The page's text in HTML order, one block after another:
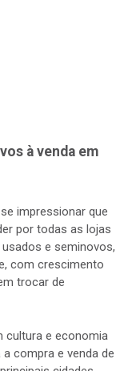
à venda em
impressionar que
por todas as lojas
e seminovos,
com crescimento
trocar de
cultura e economia
compra e venda de